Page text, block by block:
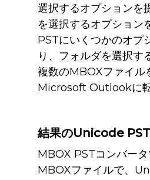
選択するオプションを
を選択するオプション
PSTにいくつかのオプ
り、フォルダを選択す
複数のMBOXファイル
Microsoft Outlookに転
結果のUnicode
MBOX PSTコンバー
MBOXファイルで、